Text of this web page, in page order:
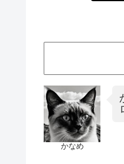
かなめ